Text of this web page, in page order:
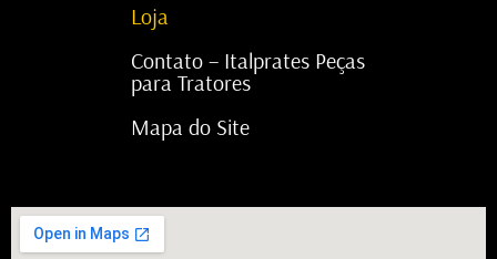
Loja
Contato – Italprates Peças
para Tratores
Mapa do Site